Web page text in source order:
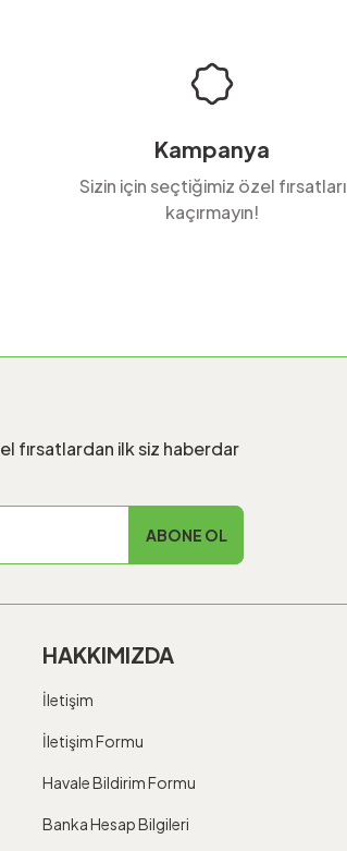
Kampanya
Sizin için seçtiğimiz özel fırsatları
kaçırmayın!
fırsatlardan ilk siz haberdar
ABONE OL
HAKKIMIZDA
İletişim
İletişim Formu
Havale Bildirim Formu
Banka Hesap Bilgileri